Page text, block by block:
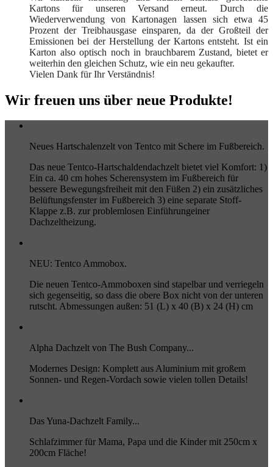
Kartons für unseren Versand erneut. Durch die
Wiederverwendung von Kartonagen lassen sich etwa 45
Prozent der Treibhausgase einsparen, da der Großteil der
Emissionen bei der Herstellung der Kartons entsteht. Ist ein
Karton also optisch noch in brauchbarem Zustand, bietet er
weiterhin den gleichen Schutz, wie ein neu gekaufter.
Vielen Dank für Ihr Verständnis!
Wir freuen uns über neue Produkte!
Neues Hartschalenzelt von Tentco mit Schere im Fußbereich.
Das neue Tentco-Hartschaldendachzelt bietet viel Komfort: 1)
Ein ca. 40 cm hohes Scherensystem im Fußbereich für
bessere Bewegungsfreiheit mit den Füßen 2) ein zusätzliches
Belüftungsfenster im Fußbereich 3) eine separate Stoff-
Klappe z.B. zur problemlosen Einführungeiner
Dachzeltheizung.
NEU: Tentco Ammobox.
Die neuen Tentco-Ammoboxen sind stapelbar und verriegeln
sich gegenseitig, so dass die obere Box nicht von der unteren
rutscht. Abmessungen außen: 51 (L) x 40 (B) x 24 (H) cm
Alpha Dachzelt von The Bush Company...
Modernes Design: Komplett aus Aluminium mit großem
Sonnen- und Regen-Vordach sowie vielen tollen Details!
Das Yuna-Dachzelt Family...
Schlafzimmer für Mama, Papa und die Kinder mit 250cm x
200cm Fläche!